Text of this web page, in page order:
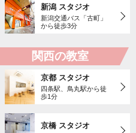
新潟 スタジオ
新潟交通バス「古町」
から徒歩3分
関西の教室
京都 スタジオ
四条駅、鳥丸駅から徒
歩1分
京橋 スタジオ